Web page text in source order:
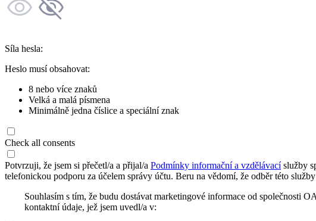
Síla hesla:
Heslo musí obsahovat:
8 nebo více znaků
Velká a malá písmena
Minimálně jedna číslice a speciální znak
Check all consents
Potvrzuji, že jsem si přečetl/a a přijal/a Podmínky informační a vzdělávacíslužby
telefonickou podporu za účelem správy účtu. Beru na vědomí, že odběr této
Souhlasím s tím, že budu dostávat marketingové informace od společnosti
kontaktní údaje, jež jsem uvedl/a v: